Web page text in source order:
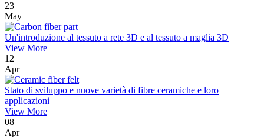
23
May
Un'introduzione al tessuto a rete 3D e al tessuto a maglia 3D
View More
12
Apr
Stato di sviluppo e nuove varietà di fibre ceramiche e loro
applicazioni
View More
08
Apr